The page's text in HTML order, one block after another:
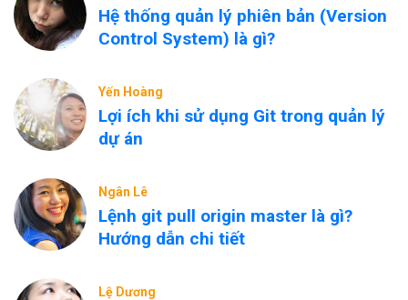
Hệ thống quản lý phiên bản (Version
Control System) là gì?
Yến Hoàng
Lợi ích khi sử dụng Git trong quản lý
dự án
Ngân Lê
Lệnh git pull origin master là gì?
Hướng dẫn chi tiết
Lệ Dương